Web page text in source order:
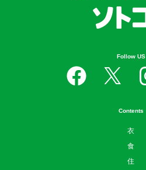
Follow US
Contents
衣
食
住